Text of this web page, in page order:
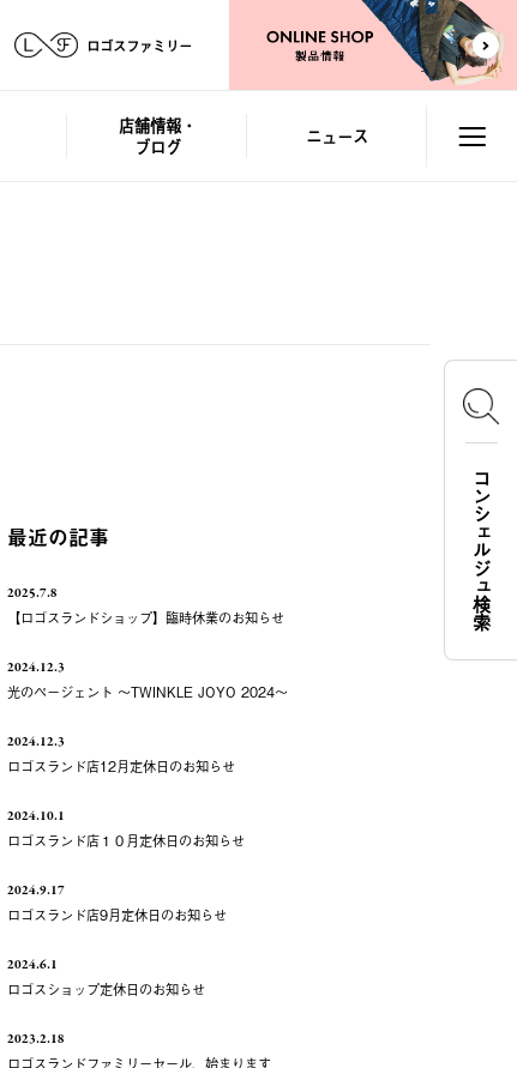
ロゴスファミリー
店舗情報・
ブログ
ニュース
最近の記事
2025.7.8
【ロゴスランドショップ】臨時休業のお知らせ
2024.12.3
光のページェント ～TWINKLE JOYO 2024～
2024.12.3
ロゴスランド店12月定休日のお知らせ
2024.10.1
ロゴスランド店１０月定休日のお知らせ
2024.9.17
ロゴスランド店9月定休日のお知らせ
2024.6.1
ロゴスショップ定休日のお知らせ
2023.2.18
ロゴスランドファミリーセール、始まります
コンシェルジュ検索